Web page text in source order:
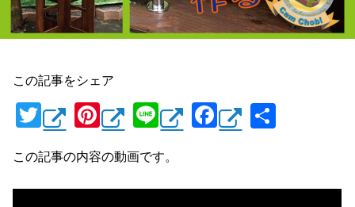
この記事をシェア
T
wi
tt
er
Pi
nt
er
e
Li
n
e
F
a
e
この記事の内容の動画です。